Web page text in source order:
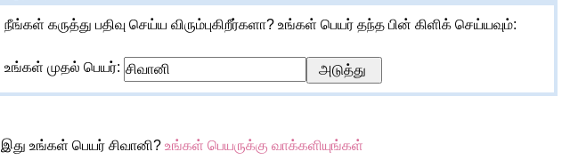
நீங்கள் கருத்து பதிவு செய்ய விரும்புகிறீர்களா? உங்கள் பெயர் தந்த பின் கிளிக் செய்யவும்:
உங்கள் முதல் பெயர்:
இது உங்கள் பெயர் சிவானி? உங்கள் பெயருக்கு வாக்களியுங்கள்